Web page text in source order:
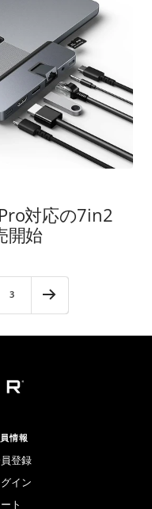
対応の7in2
開始
3
情報
登録
イン
ト